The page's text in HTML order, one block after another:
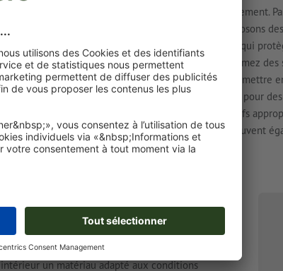
ne doit pas obligatoirement s'afficher verticalement.
dans une autre direction : sous nos pieds. Nous proposons des
films adhésifs
est recouverte d'un laminé spécial qui
Avec des stickers pour sol antidérapants, vous transformez
attrayants et incontournables. Vous pouvez ainsi mettre
pour attirer tous les regards. Leur utilisation pour
fait toujours sensation. Imprimés avec des motifs
au sol qui ne passe pas inaperçu. Mais ils peuvent
ou être utilisés comme panneaux indicateurs.
: POUR UN
À L'EXTÉRIEUR
un matériau adapté aux conditions